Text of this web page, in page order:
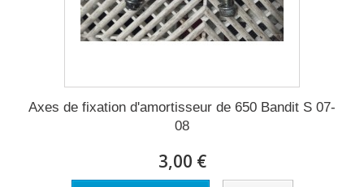
Axes de fixation d'amortisseur de 650 Bandit S 07-
08
3,00 €